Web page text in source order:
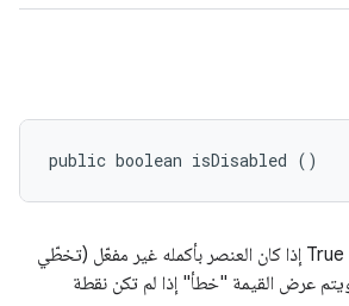
public boolean isDisabled ()
تعرِض هذه السمة القيمة True إذا كان العنصر بأكمله غير مفعّل (تخطّي
ويتم عرض القيمة "خطأ" إذا لم تكن نقطة